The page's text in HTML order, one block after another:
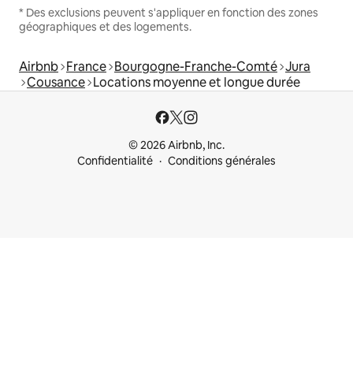
* Des exclusions peuvent s'appliquer en fonction des zones
géographiques et des logements.
Airbnb France Bourgogne-Franche-Comté Jura
Cousance Locations moyenne et longue durée
© 2026 Airbnb, Inc.
Confidentialité
Conditions générales